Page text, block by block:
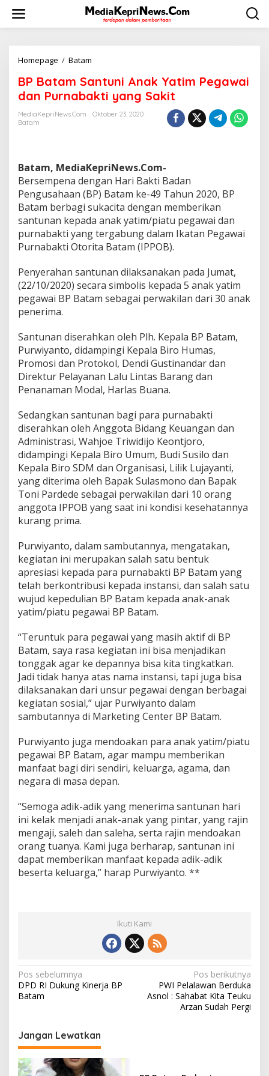
w
Homepage / Batam
B
a
t
a
t
u
n
i
A
n
a
k
t
i
m
a
w
a
i
d
a
P
u
r
n
a
b
a
k
t
i
n
g
S
a
k
i
t
BP Batam Santuni Anak Yatim Pegawai
dan Purnabakti yang Sakit
MediaKepriNews.com
Oktober 23, 2020
Batam
Batam, MediaKepriNews.Com-
Bersempena dengan Hari Bakti Badan
Pengusahaan (BP) Batam ke-49 Tahun 2020, BP
Batam berbagi sukacita dengan memberikan
santunan kepada anak yatim/piatu pegawai dan
purnabakti yang tergabung dalam Ikatan Pegawai
Purnabakti Otorita Batam (IPPOB).
Penyerahan santunan dilaksanakan pada Jumat,
(22/10/2020) secara simbolis kepada 5 anak yatim
pegawai BP Batam sebagai perwakilan dari 30 anak
penerima.
Santunan diserahkan oleh Plh. Kepala BP Batam,
Purwiyanto, didampingi Kepala Biro Humas,
Promosi dan Protokol, Dendi Gustinandar dan
Direktur Pelayanan Lalu Lintas Barang dan
Penanaman Modal, Harlas Buana.
Sedangkan santunan bagi para purnabakti
diserahkan oleh Anggota Bidang Keuangan dan
Administrasi, Wahjoe Triwidijo Keontjoro,
didampingi Kepala Biro Umum, Budi Susilo dan
Kepala Biro SDM dan Organisasi, Lilik Lujayanti,
yang diterima oleh Bapak Sulasmono dan Bapak
Toni Pardede sebagai perwakilan dari 10 orang
anggota IPPOB yang saat ini kondisi kesehatannya
kurang prima.
Purwiyanto, dalam sambutannya, mengatakan,
kegiatan ini merupakan salah satu bentuk
apresiasi kepada para purnabakti BP Batam yang
telah berkontribusi kepada instansi, dan salah satu
wujud kepedulian BP Batam kepada anak-anak
yatim/piatu pegawai BP Batam.
“Teruntuk para pegawai yang masih aktif di BP
Batam, saya rasa kegiatan ini bisa menjadikan
tonggak agar ke depannya bisa kita tingkatkan.
Jadi tidak hanya atas nama instansi, tapi juga bisa
dilaksanakan dari unsur pegawai dengan berbagai
kegiatan sosial,” ujar Purwiyanto dalam
sambutannya di Marketing Center BP Batam.
Purwiyanto juga mendoakan para anak yatim/piatu
pegawai BP Batam, agar mampu memberikan
manfaat bagi diri sendiri, keluarga, agama, dan
negara di masa depan.
“Semoga adik-adik yang menerima santunan hari
ini kelak menjadi anak-anak yang pintar, yang rajin
mengaji, saleh dan saleha, serta rajin mendoakan
orang tuanya. Kami juga berharap, santunan ini
dapat memberikan manfaat kepada adik-adik
beserta keluarga,” harap Purwiyanto. **
Ikuti Kami
N
a
i
g
a
Pos sebelumnya
DPD RI Dukung Kinerja BP
Batam
Pos berikutnya
PWI Pelalawan Berduka
Asnol : Sahabat Kita Teuku
Arzan Sudah Pergi
Jangan Lewatkan